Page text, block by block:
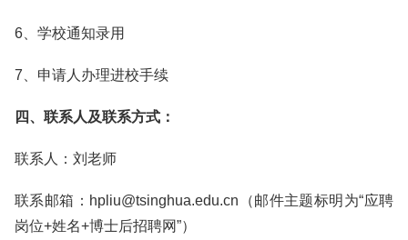
6、学校通知录用
7、申请人办理进校手续
四、联系人及联系方式：
联系人：刘老师
联系邮箱：hpliu@tsinghua.edu.cn（邮件主题标明为“应聘
岗位+姓名+博士后招聘网”）